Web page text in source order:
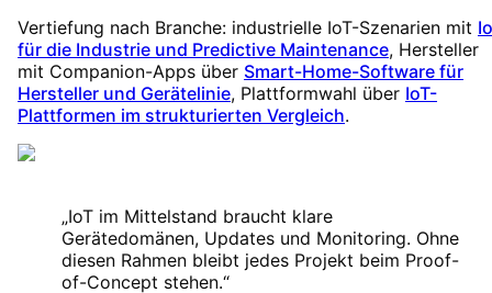
Vertiefung nach Branche: industrielle IoT-Szenarien mit
für die Industrie und Predictive Maintenance, Hersteller
mit Companion-Apps über Smart-Home-Software für
Hersteller und Gerätelinie, Plattformwahl über IoT-
Plattformen im strukturierten Vergleich.
„IoT im Mittelstand braucht klare
Gerätedomänen, Updates und Monitoring. Ohne
diesen Rahmen bleibt jedes Projekt beim Proof-
of-Concept stehen.“